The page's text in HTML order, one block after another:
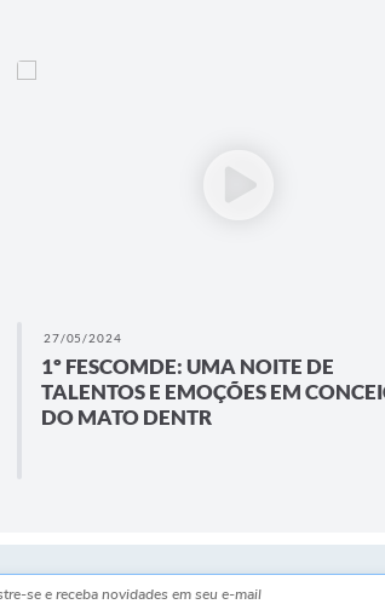
27/05/2024
1º FESCOMDE: UMA NOITE DE
TALENTOS E EMOÇÕES EM
DO MATO DENTR